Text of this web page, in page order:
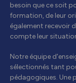
besoin que ce soit
formation, de leur
également recevoir
compte leur
Notre équipe
sélectionnés tant
pédagogiques. Une